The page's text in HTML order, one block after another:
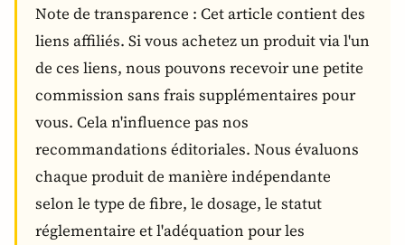
Note de transparence : Cet article contient des
liens affiliés. Si vous achetez un produit via l'un
de ces liens, nous pouvons recevoir une petite
commission sans frais supplémentaires pour
vous. Cela n'influence pas nos
recommandations éditoriales. Nous évaluons
chaque produit de manière indépendante
selon le type de fibre, le dosage, le statut
réglementaire et l'adéquation pour les